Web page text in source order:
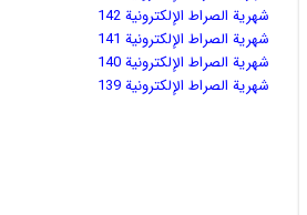
شهریة الصراط الإلكترونية 142
شهریة الصراط الإلكترونية 141
شهریة الصراط الإلكترونية 140
شهریة الصراط الإلكترونية 139